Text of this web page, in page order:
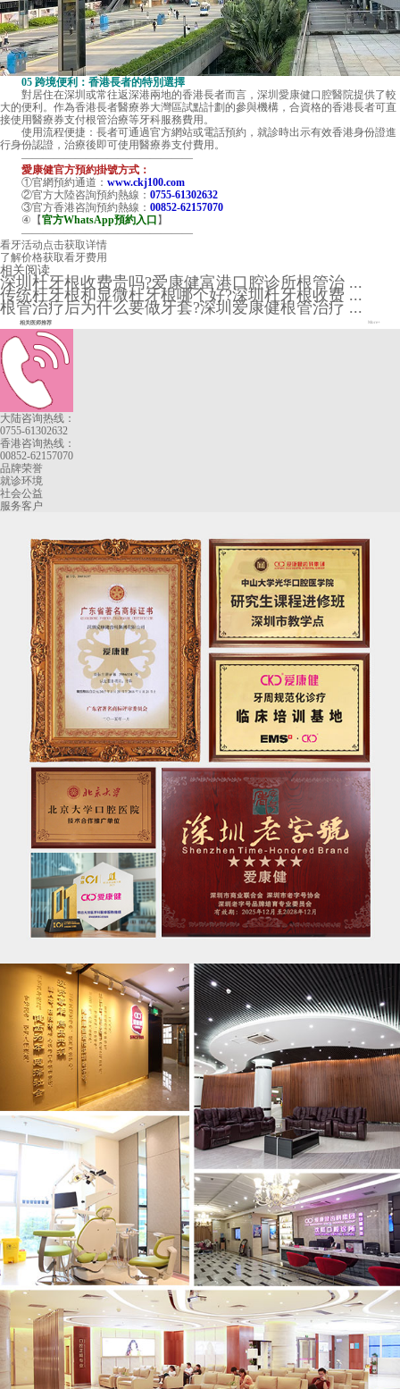
05 跨境便利：香港長者的特別選擇
對居住在深圳或常往返深港兩地的香港長者而言， 深圳愛康健口腔醫院提供了較
大的便利。作為香港長者醫療券大灣區試點計劃的參與機構，合資格的香港長者可直
接使用醫療券支付根管治療等牙科服務費用。
使用流程便捷：長者可通過官方網站或電話預約，就診時出示有效香港身份證進
行身份認證，治療後即可使用醫療券支付費用。
————————————————
愛康健官方預約掛號方式：
①官網預約通道： www.ckj100.com
②官方大陸咨詢預約熱線： 0755-61302632
③官方香港咨詢預約熱線： 00852-62157070
④【官方WhatsApp預約入口 】
————————————————
看牙活动点击获取详情
了解价格获取看牙费用
相关阅读
深圳杜牙根收费贵吗?爱康健富港口腔诊所根管治 ...
传统杜牙根和显微杜牙根哪个好?深圳杜牙根收费 ...
根管治疗后为什么要做牙套?深圳爱康健根管治疗 ...
相关医师推荐 More+
大陆咨询热线：
0755-61302632
香港咨询热线：
00852-62157070
品牌荣誉
就诊环境
社会公益
服务客户